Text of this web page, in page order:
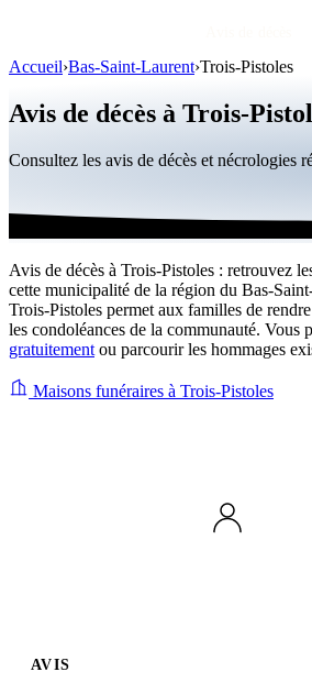
Accueil›Bas-Saint-Laurent›Trois-Pistoles
Avis de décès à Trois-
Consultez les avis de décès et nécrologies
Avis de décès à Trois-Pistoles : retrouvez
cette municipalité de la région du Bas-
Trois-Pistoles permet aux familles de
les condoléances de la communauté. Vous
gratuitement ou parcourir les hommages
Maisons funéraires à Trois-Pistoles
AVIS